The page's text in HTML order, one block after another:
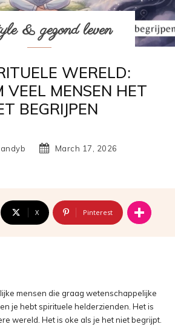
& gezond leven
WERELD:
VEEL MENSEN HET
BEGRIJPEN
March 17, 2026
X Pinterest
mensen die graag wetenschappelijke
je hebt spirituele helderzienden. Het is
wereld. Het is oke als je het niet begrijpt.